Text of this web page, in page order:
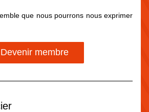
que nous pourrons nous exprimer
Devenir membre